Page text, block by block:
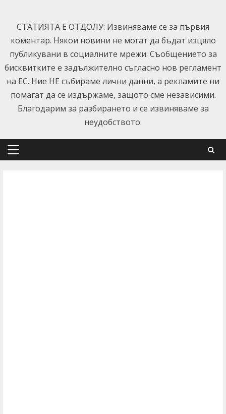
content
СТАТИЯТА Е ОТДОЛУ: Извиняваме се за първия
коментар. Някои новини не могат да бъдат изцяло
публикувани в социалните мрежи. Съобщението за
бисквитките е задължително съгласно нов регламент
на ЕС. Ние НЕ събираме лични данни, а рекламите ни
помагат да се издържаме, защото сме независими.
Благодарим за разбирането и се извиняваме за
неудобството.
Primary